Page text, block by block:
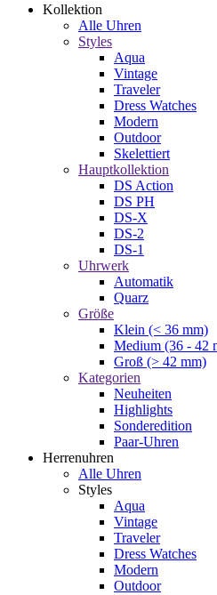
Kollektion
Alle Uhren
Styles
Aqua
Vintage
Traveler
Dress Watches
Modern
Outdoor
Skelettiert
Hauptkollektion
DS Action
DS PH
DS-X
DS-2
DS-1
Uhrwerk
Automatik
Quarz
Größe
Klein (< 36 mm)
Medium (36 - 42
Groß (> 42 mm)
Kategorien
Neuheiten
Highlights
Sonderedition
Paar-Uhren
Herrenuhren
Alle Uhren
Styles
Aqua
Vintage
Traveler
Dress Watches
Modern
Outdoor